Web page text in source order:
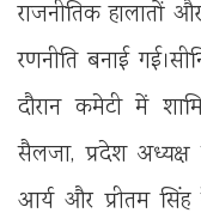
राजनीतिक हालातों
रणनीति बनाई
दौरान कमेटी में
सैलजा, प्रदेश अध्यक्ष
आर्य और प्रीतम